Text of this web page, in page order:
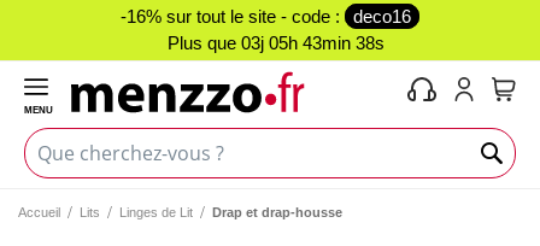
-16% sur tout le site - code :
deco16
Plus que 03j 05h 43min 38s
MENU
Accueil Lits Linges de Lit Drap et drap-housse